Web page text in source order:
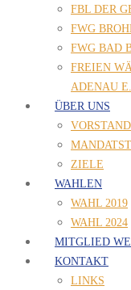
FBL DER
FWG
FWG BAD
FREIEN
ADENAU
ÜBER UNS
VORSTAND
ZIELE
WAHLEN
WAHL 2019
WAHL 2024
MITGLIED
KONTAKT
LINKS